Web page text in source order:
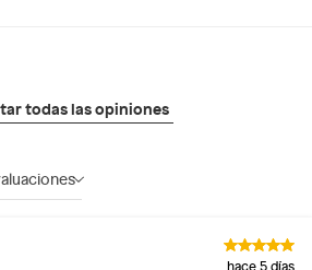
todas las opiniones
hace 5 días